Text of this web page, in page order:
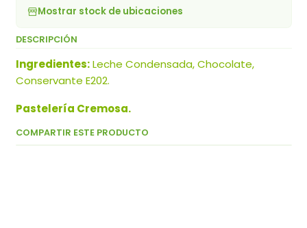
Mostrar stock de ubicaciones
DESCRIPCIÓN
Ingredientes:Leche Condensada, Chocolate,
Conservante E202.
Pastelería Cremosa.
COMPARTIR ESTE PRODUCTO